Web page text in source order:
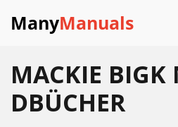
ManyManuals
MACKIE BIGK
DBÜCHER